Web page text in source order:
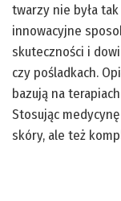
twarzy nie była
innowacyjne
skuteczności i
czy pośladkach.
bazują na
Stosując
skóry, ale też